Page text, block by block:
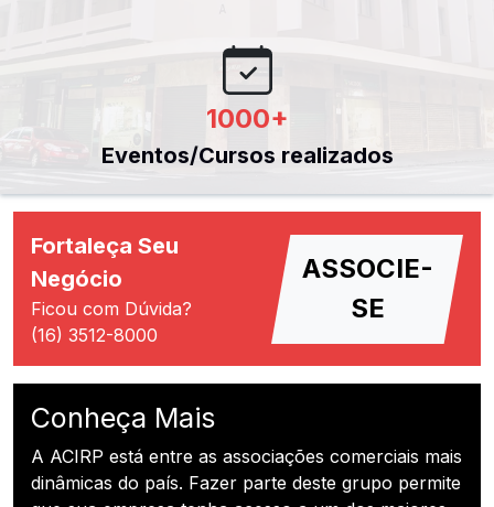
1000+
Eventos/Cursos realizados
Fortaleça Seu
Negócio
Ficou com Dúvida?
(16) 3512-8000
ASSOCIE-
SE
Conheça Mais
A ACIRP está entre as associações comerciais mais
dinâmicas do país. Fazer parte deste grupo permite